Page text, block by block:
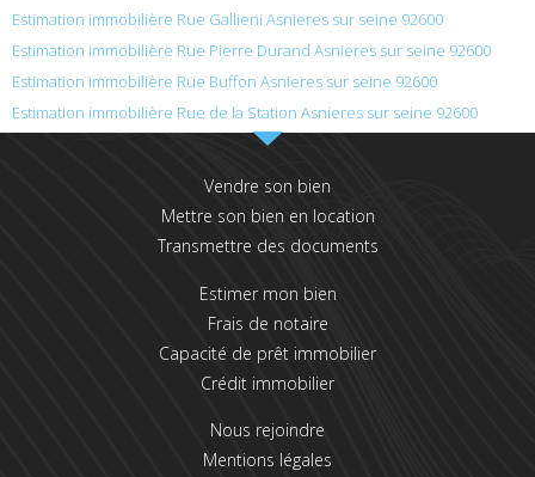
Estimation immobilière Rue Gallieni Asnieres sur seine 92600
Estimation immobilière Rue Pierre Durand Asnieres sur seine 92600
Estimation immobilière Rue Buffon Asnieres sur seine 92600
Estimation immobilière Rue de la Station Asnieres sur seine 92600
Vendre son bien
Mettre son bien en location
Transmettre des documents
Estimer mon bien
Frais de notaire
Capacité de prêt immobilier
Crédit immobilier
Nous rejoindre
Mentions légales